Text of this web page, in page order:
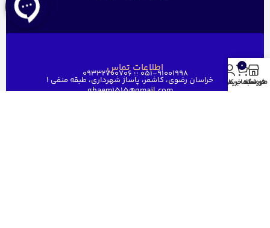
اطلاعات تماس051-91001998 ؛؛ 09332700706
خراسان رضوی، کاشمر، پاساژ شهرداری، طبقه منفی ۱
ghaem1515@gmail.com
منوفروشگاه
0
سبد خرید
حساب کاربری من